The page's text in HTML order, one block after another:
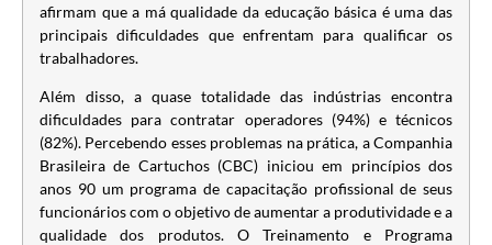
afirmam que a má qualidade da educação básica é uma das
principais dificuldades que enfrentam para qualificar os
trabalhadores.
Além disso, a quase totalidade das indústrias encontra
dificuldades para contratar operadores (94%) e técnicos
(82%). Percebendo esses problemas na prática, a Companhia
Brasileira de Cartuchos (CBC) iniciou em princípios dos
anos 90 um programa de capacitação profissional de seus
funcionários com o objetivo de aumentar a produtividade e a
qualidade dos produtos. O Treinamento e Programa